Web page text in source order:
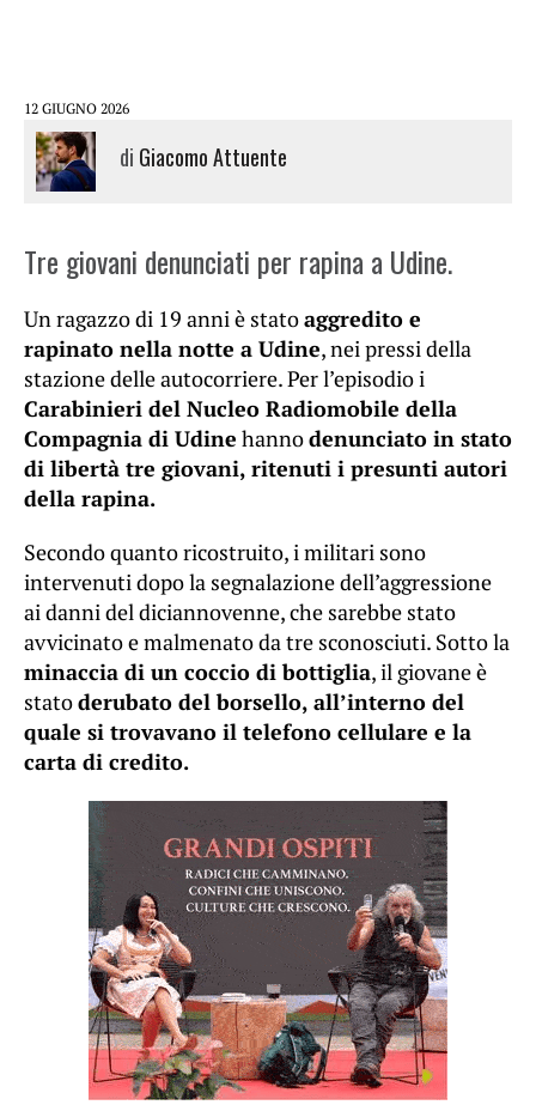
12 GIUGNO 2026
di Giacomo Attuente
Tre giovani denunciati per rapina a Udine.
Un ragazzo di 19 anni è statoaggredito e
rapinato nella notte a Udine, nei pressi della
stazione delle autocorriere. Per l’episodio i
Carabinieri del Nucleo Radiomobile della
Compagnia di Udine hannodenunciato in stato
di libertà tre giovani, ritenuti i presunti autori
della rapina.
Secondo quanto ricostruito, i militari sono
intervenuti dopo la segnalazione dell’aggressione
ai danni del diciannovenne, che sarebbe stato
avvicinato e malmenato da tre sconosciuti. Sotto la
minaccia di un coccio di bottiglia, il giovane è
statoderubato del borsello, all’interno del
quale si trovavano il telefono cellulare e la
carta di credito.